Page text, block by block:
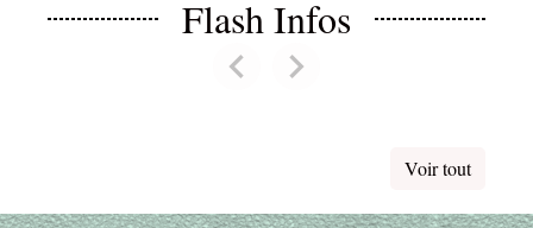
Flash Infos
chevron_leftPrevious
chevron_rightNext
Voir tout